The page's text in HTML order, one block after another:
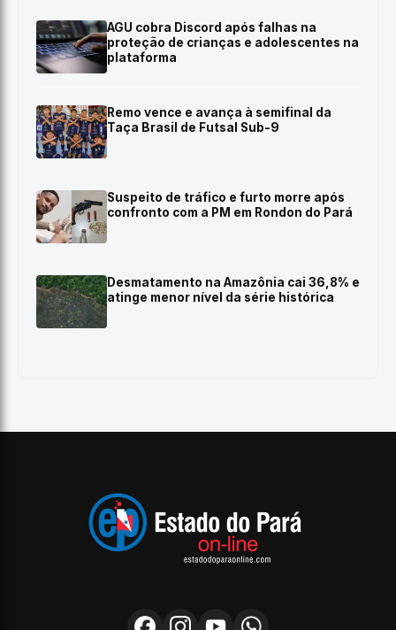
AGU cobra Discord após falhas na
proteção de crianças e adolescentes na
plataforma
Remo vence e avança à semifinal da
Taça Brasil de Futsal Sub-9
Suspeito de tráfico e furto morre após
confronto com a PM em Rondon do Pará
Desmatamento na Amazônia cai 36,8% e
atinge menor nível da série histórica